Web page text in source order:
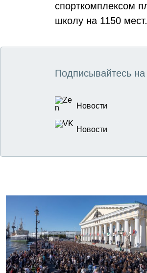
спорткомплексом
школу на 1150 мест.
Подписывайтесь
Новости
Новости